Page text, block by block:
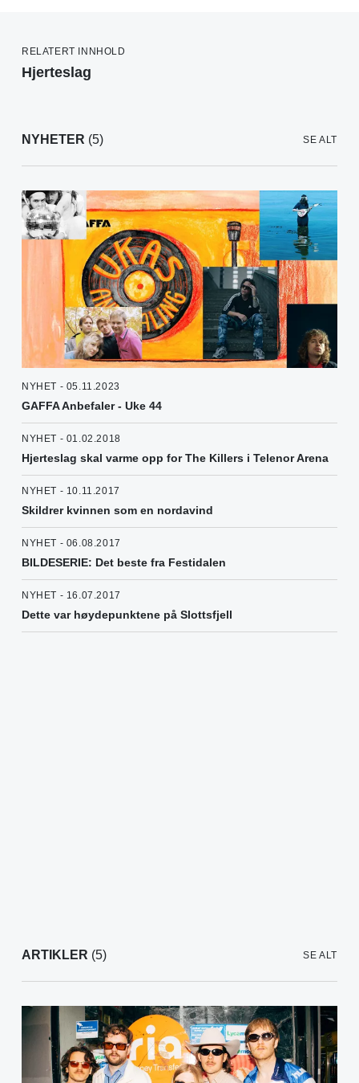
RELATERT INNHOLD
Hjerteslag
NYHETER (5) SE ALT
NYHET - 05.11.2023
GAFFA Anbefaler - Uke 44
NYHET - 01.02.2018
Hjerteslag skal varme opp for The Killers i Telenor Arena
NYHET - 10.11.2017
Skildrer kvinnen som en nordavind
NYHET - 06.08.2017
BILDESERIE: Det beste fra Festidalen
NYHET - 16.07.2017
Dette var høydepunktene på Slottsfjell
ARTIKLER (5) SE ALT